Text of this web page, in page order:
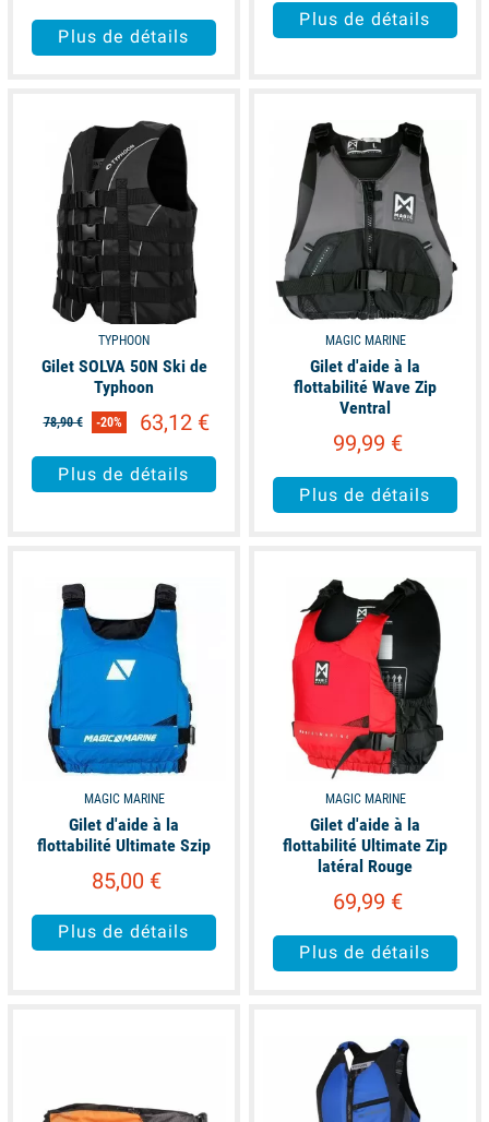
Plus de détails
Plus de détails
TYPHOON
Gilet SOLVA 50N Ski de
Typhoon
78,90 € -20% 63,12 €
Plus de détails
MAGIC MARINE
Gilet d'aide à la
flottabilité Wave Zip
Ventral
99,99 €
Plus de détails
MAGIC MARINE
Gilet d'aide à la
flottabilité Ultimate Szip
85,00 €
Plus de détails
MAGIC MARINE
Gilet d'aide à la
flottabilité Ultimate Zip
latéral Rouge
69,99 €
Plus de détails